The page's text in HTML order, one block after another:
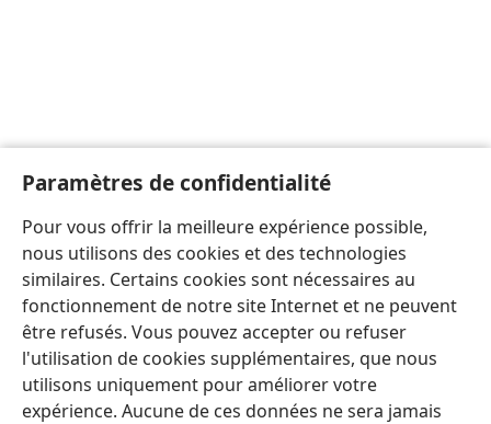
Paramètres de confidentialité
Pour vous offrir la meilleure expérience possible,
nous utilisons des cookies et des technologies
similaires. Certains cookies sont nécessaires au
fonctionnement de notre site Internet et ne peuvent
être refusés. Vous pouvez accepter ou refuser
l'utilisation de cookies supplémentaires, que nous
utilisons uniquement pour améliorer votre
expérience. Aucune de ces données ne sera jamais
Préférences
Copyright© 2026 Watch Tower Bible and Tract Society of Pennsylvania
Conditions d’utilisation
Règles de confidentialité
Paramètres de confidentialité
JW.ORG Se connecter